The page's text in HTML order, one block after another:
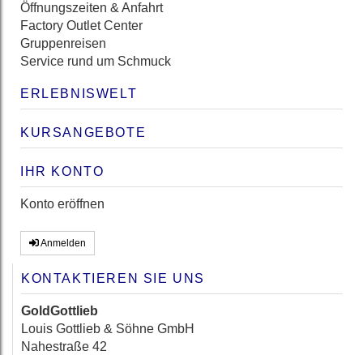
Öffnungszeiten & Anfahrt
Factory Outlet Center
Gruppenreisen
Service rund um Schmuck
ERLEBNISWELT
KURSANGEBOTE
IHR KONTO
Konto eröffnen
Anmelden
KONTAKTIEREN SIE UNS
GoldGottlieb
Louis Gottlieb & Söhne GmbH
Nahestraße 42